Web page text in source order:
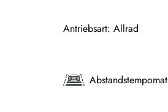
Antriebsart: Allrad
Abstandstempomat